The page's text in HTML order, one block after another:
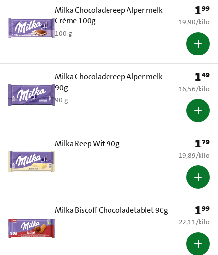
Milka Chocoladereep Alpenmelk
Crème 100g
100 g
Prijs:
199
€ 19,90 per
19,90/kilo
Milka Chocoladereep Alpenmelk
90g
90 g
Prijs:
149
€ 16,56 per
16,56/kilo
Milka Reep Wit 90g Prijs:
179
€ 19,89 per
19,89/kilo
Milka Biscoff Chocoladetablet 90g Prijs:
199
€ 22,11 per
22,11/kilo